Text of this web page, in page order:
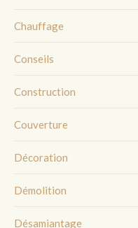
Chauffage
Conseils
Construction
Couverture
Décoration
Démolition
Désamiantage